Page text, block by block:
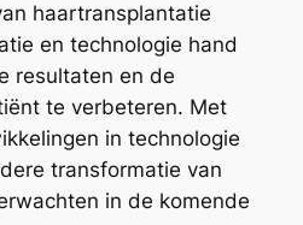
haartransplantatie
en technologie hand
resultaten en de
te verbeteren. Met
in technologie
transformatie van
in de komende